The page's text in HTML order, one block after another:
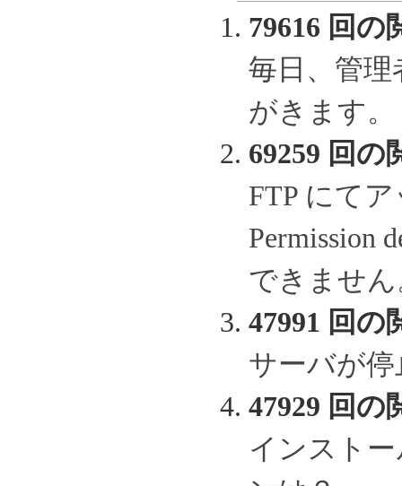
79616 回の
毎日、管
がきます。
69259 回の
FTP にて
Permission
できません
47991 回の
サーバが
47929 回の
インスト